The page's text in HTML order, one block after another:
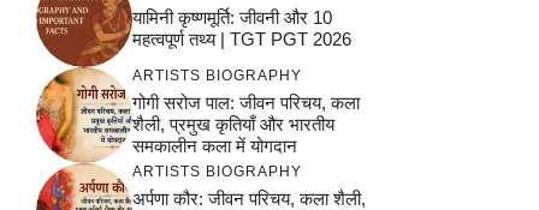
यामिनी कृष्णमूर्ति: जीवनी और 10
महत्वपूर्ण तथ्य | TGT PGT 2026
ARTISTS BIOGRAPHY
गोगी सरोज पाल: जीवन परिचय, कला
शैली, प्रमुख कृतियाँ और भारतीय
समकालीन कला में योगदान
ARTISTS BIOGRAPHY
अर्पणा कौर: जीवन परिचय, कला शैली,